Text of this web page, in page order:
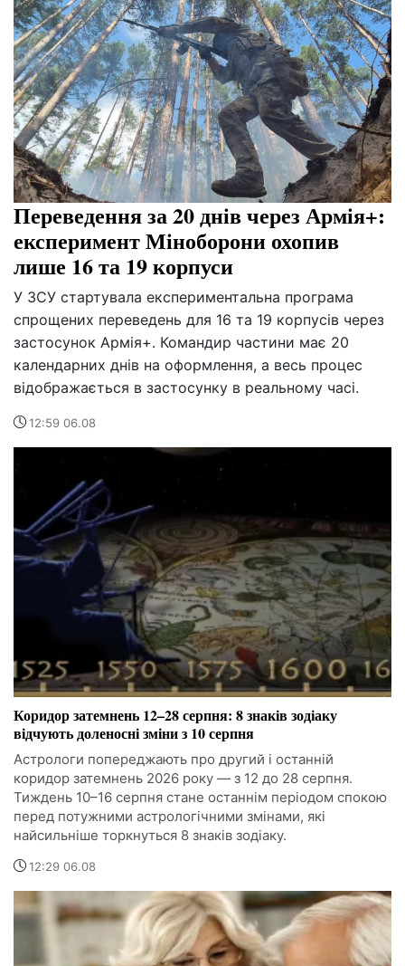
Переведення за 20 днів через Армія+:
експеримент Міноборони охопив
лише 16 та 19 корпуси
У ЗСУ стартувала експериментальна програма
спрощених переведень для 16 та 19 корпусів через
застосунок Армія+. Командир частини має 20
календарних днів на оформлення, а весь процес
відображається в застосунку в реальному часі.
12:59 06.08
Коридор затемнень 12–28 серпня: 8 знаків зодіаку
відчують доленосні зміни з 10 серпня
Астрологи попереджають про другий і останній
коридор затемнень 2026 року — з 12 до 28 серпня.
Тиждень 10–16 серпня стане останнім періодом спокою
перед потужними астрологічними змінами, які
найсильніше торкнуться 8 знаків зодіаку.
12:29 06.08